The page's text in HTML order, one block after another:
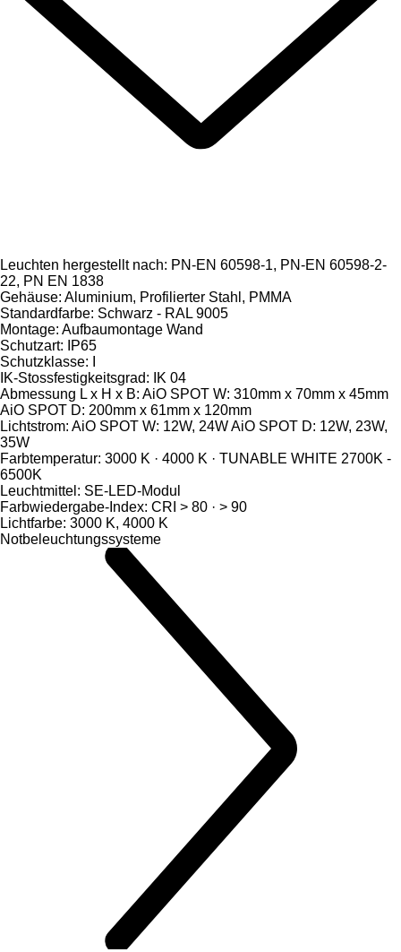
Leuchten hergestellt nach: PN-EN 60598-1, PN-EN 60598-2-
22, PN EN 1838
Gehäuse: Aluminium, Profilierter Stahl, PMMA
Standardfarbe: Schwarz - RAL 9005
Montage: Aufbaumontage Wand
Schutzart: IP65
Schutzklasse: I
IK-Stossfestigkeitsgrad: IK 04
Abmessung L x H x B: AiO SPOT W: 310mm x 70mm x 45mm
AiO SPOT D: 200mm x 61mm x 120mm
Lichtstrom: AiO SPOT W: 12W, 24W AiO SPOT D: 12W, 23W,
35W
Farbtemperatur: 3000 K · 4000 K · TUNABLE WHITE 2700K -
6500K
Leuchtmittel: SE-LED-Modul
Farbwiedergabe-Index: CRI > 80 · > 90
Lichtfarbe: 3000 K, 4000 K
Notbeleuchtungssysteme